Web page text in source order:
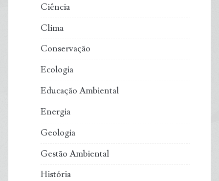
Ciência
Clima
Conservação
Ecologia
Educação Ambiental
Energia
Geologia
Gestão Ambiental
História